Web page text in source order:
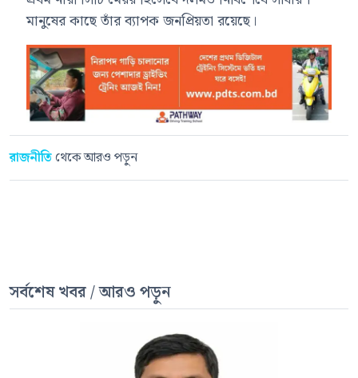
মানুষের কাছে তাঁর ব্যাপক জনপ্রিয়তা রয়েছে।
রাজনীতি থেকে আরও পড়ুন
সর্বশেষ খবর / আরও পড়ুন